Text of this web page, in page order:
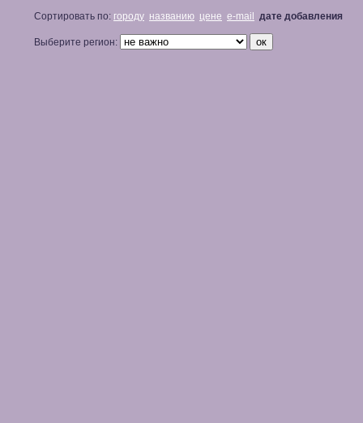
Сортировать по: городу названию цене e-mail дате добавления
Выберите регион: